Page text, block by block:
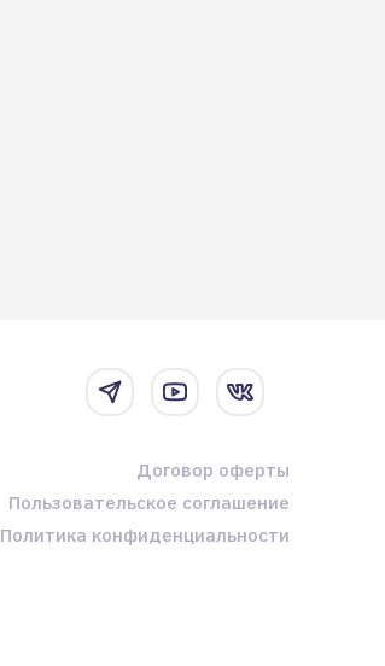
Договор оферты
Пользовательское соглашение
Политика конфиденциальности